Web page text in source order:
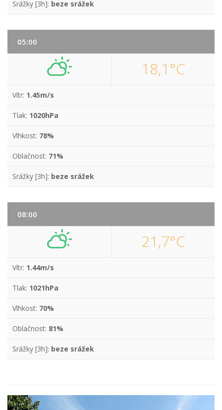
Srážky [3h]: beze srážek
05:00
18,1°C
Vítr: 1.45m/s
Tlak: 1020hPa
Vlhkost: 78%
Oblačnost: 71%
Srážky [3h]: beze srážek
08:00
21,7°C
Vítr: 1.44m/s
Tlak: 1021hPa
Vlhkost: 70%
Oblačnost: 81%
Srážky [3h]: beze srážek